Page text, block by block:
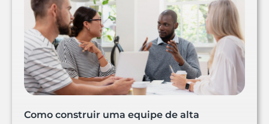
Como construir uma equipe de alta